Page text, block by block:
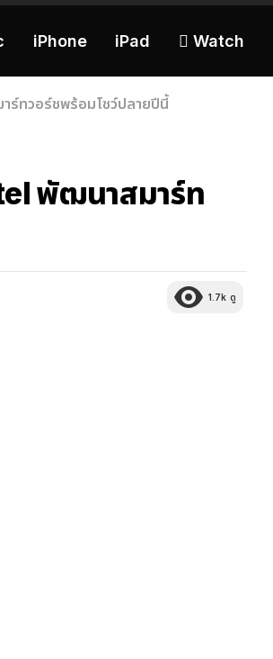
iPhone iPad  Watch
ร์ทวอร์ชพร้อมโชว์ปลายปีนี้
พัฒนาสมาร์ท
1.7k ดู